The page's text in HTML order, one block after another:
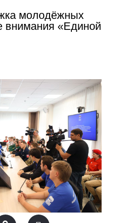
молодёжных
внимания «Единой